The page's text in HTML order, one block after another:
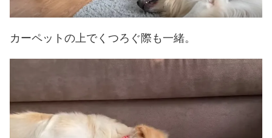
カーペットの上でくつろぐ際も一緒。